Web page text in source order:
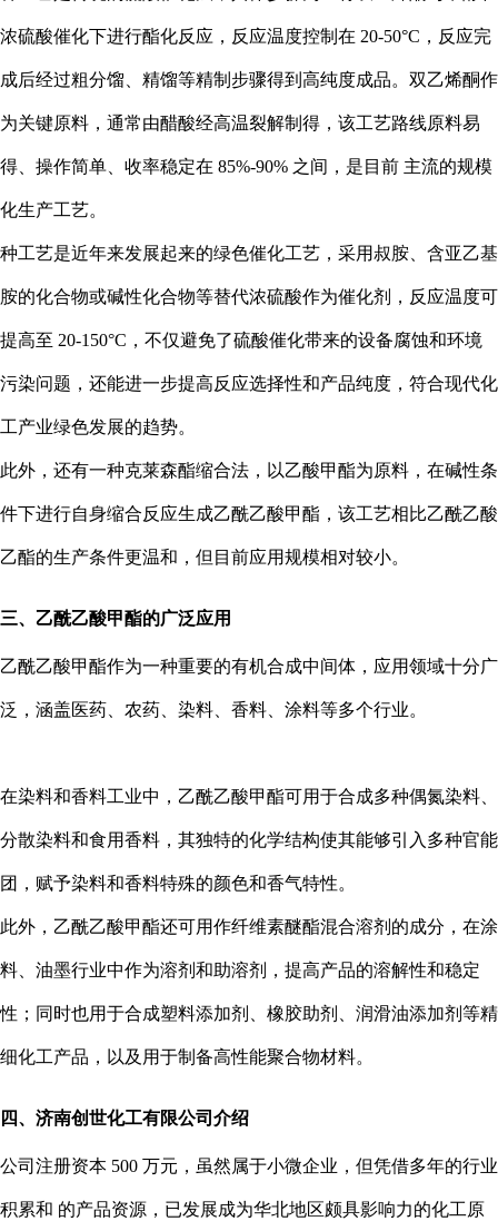
浓硫酸催化下进行酯化反应，反应温度控制在 20-50°C，反应完
成后经过粗分馏、精馏等精制步骤得到高纯度成品。双乙烯酮作
为关键原料，通常由醋酸经高温裂解制得，该工艺路线原料易
得、操作简单、收率稳定在 85%-90% 之间，是目前 主流的规模
化生产工艺。
种工艺是近年来发展起来的绿色催化工艺，采用叔胺、含亚乙基
胺的化合物或碱性化合物等替代浓硫酸作为催化剂，反应温度可
提高至 20-150°C，不仅避免了硫酸催化带来的设备腐蚀和环境
污染问题，还能进一步提高反应选择性和产品纯度，符合现代化
工产业绿色发展的趋势。
此外，还有一种克莱森酯缩合法，以乙酸甲酯为原料，在碱性条
件下进行自身缩合反应生成乙酰乙酸甲酯，该工艺相比乙酰乙酸
乙酯的生产条件更温和，但目前应用规模相对较小。
三、乙酰乙酸甲酯的广泛应用
乙酰乙酸甲酯作为一种重要的有机合成中间体，应用领域十分广
泛，涵盖医药、农药、染料、香料、涂料等多个行业。
在染料和香料工业中，乙酰乙酸甲酯可用于合成多种偶氮染料、
分散染料和食用香料，其独特的化学结构使其能够引入多种官能
团，赋予染料和香料特殊的颜色和香气特性。
此外，乙酰乙酸甲酯还可用作纤维素醚酯混合溶剂的成分，在涂
料、油墨行业中作为溶剂和助溶剂，提高产品的溶解性和稳定
性；同时也用于合成塑料添加剂、橡胶助剂、润滑油添加剂等精
细化工产品，以及用于制备高性能聚合物材料。
四、济南创世化工有限公司介绍
公司注册资本 500 万元，虽然属于小微企业，但凭借多年的行业
积累和 的产品资源，已发展成为华北地区颇具影响力的化工原